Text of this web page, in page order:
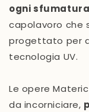
ogni
capolavoro che
progettato per
tecnologia UV.
Le opere
da incorniciare,